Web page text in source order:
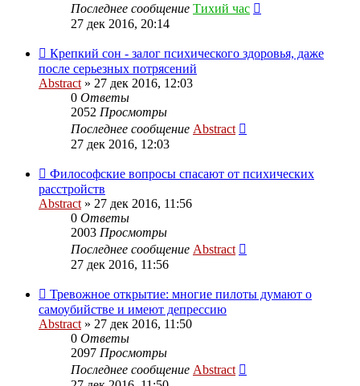
Последнее сообщение Тихий час
27 дек 2016, 20:14
Крепкий сон - залог психического здоровья, даже
после серьезных потрясений
Abstract » 27 дек 2016, 12:03
0 Ответы
2052 Просмотры
Последнее сообщение Abstract
27 дек 2016, 12:03
Философские вопросы спасают от психических
расстройств
Abstract » 27 дек 2016, 11:56
0 Ответы
2003 Просмотры
Последнее сообщение Abstract
27 дек 2016, 11:56
Тревожное открытие: многие пилоты думают о
самоубийстве и имеют депрессию
Abstract » 27 дек 2016, 11:50
0 Ответы
2097 Просмотры
Последнее сообщение Abstract